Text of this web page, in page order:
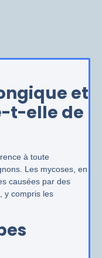
et
t-elle de
à toute
Les mycoses, en
causées par des
y compris les